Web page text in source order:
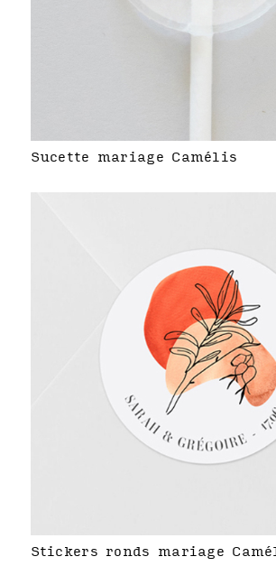
Sucette mariage Camélis
Stickers ronds mariage